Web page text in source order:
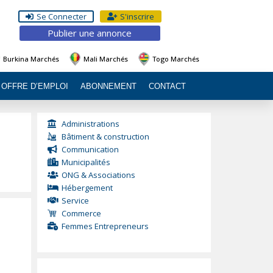
Se Connecter S'inscrire
Publier une annonce
Burkina Marchés Mali Marchés Togo Marchés
OFFRE D’EMPLOI ABONNEMENT CONTACT
Administrations
Bâtiment & construction
Communication
Municipalités
ONG & Associations
Hébergement
Service
Commerce
Femmes Entrepreneurs